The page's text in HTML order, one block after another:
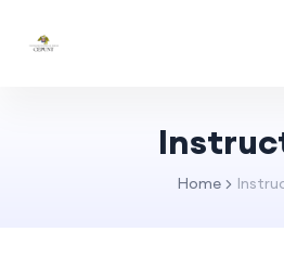
Home